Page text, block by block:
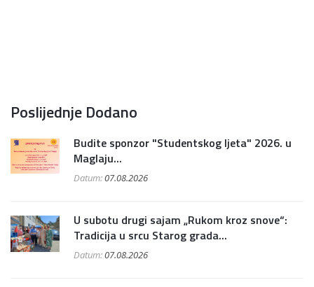
Poslijednje Dodano
Budite sponzor "Studentskog ljeta" 2026. u
Maglaju...
Datum:07.08.2026
U subotu drugi sajam „Rukom kroz snove“:
Tradicija u srcu Starog grada...
Datum:07.08.2026